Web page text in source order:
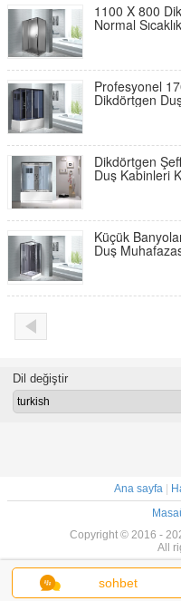
1100 X 800
Normal
Profesyonel
Dikdörtgen
Dikdörtgen
Duş Kabinleri
Küçük
Duş
sohbet
Dil değiştir
Ana sayfa
Copyright © 2016 -
All